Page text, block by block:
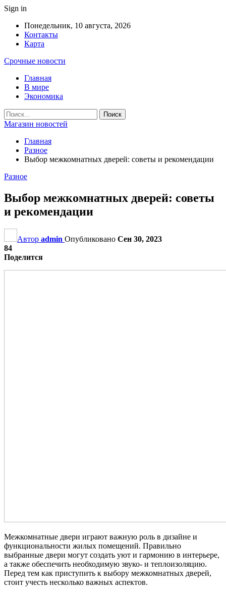
Sign in
Понедельник, 10 августа, 2026
Контакты
Карта
Срочные новости
Главная
В мире
Экономика
Магазин новостей
Главная
Разное
Выбор межкомнатных дверей: советы и рекомендации
Разное
Выбор межкомнатных дверей: советы
и рекомендации
Автор admin Опубликовано Сен 30, 2023
84
Поделится
Межкомнатные двери играют важную роль в дизайне и
функциональности жилых помещений. Правильно
выбранные двери могут создать уют и гармонию в интерьере,
а также обеспечить необходимую звуко- и теплоизоляцию.
Перед тем как приступить к выбору межкомнатных дверей,
стоит учесть несколько важных аспектов.